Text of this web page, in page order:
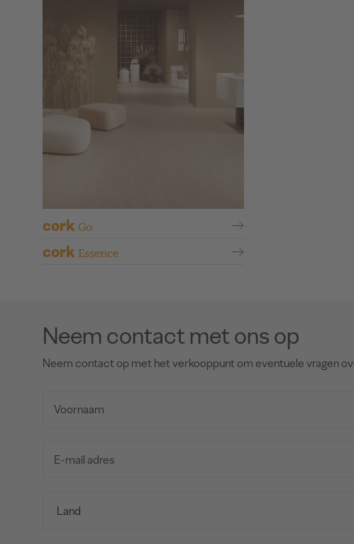
cork Go
cork Essence
Neem contact met ons op
Neem contact op met het verkooppunt om eventuele vragen